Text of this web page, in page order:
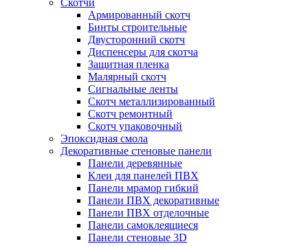
Скотчи
Армированный скотч
Бинты строительные
Двусторонний скотч
Диспенсеры для скотча
Защитная пленка
Малярный скотч
Сигнальные ленты
Скотч металлизированный
Скотч ремонтный
Скотч упаковочный
Эпоксидная смола
Декоративные стеновые панели
Панели деревянные
Клеи для панелей ПВХ
Панели мрамор гибкий
Панели ПВХ декоративные
Панели ПВХ отделочные
Панели самоклеящиеся
Панели стеновые 3D